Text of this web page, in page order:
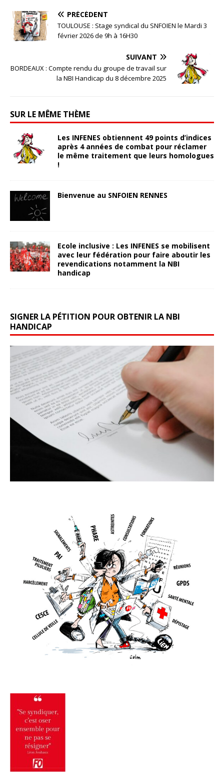
PRÉCÉDENT
TOULOUSE : Stage syndical du SNFOIEN le Mardi 3
février 2026 de 9h à 16H30
SUIVANT
BORDEAUX : Compte rendu du groupe de travail sur
la NBI Handicap du 8 décembre 2025
SUR LE MÊME THÈME
Les INFENES obtiennent 49 points d’indices
après 4 années de combat pour réclamer
le même traitement que leurs homologues
!
Bienvenue au SNFOIEN RENNES
Ecole inclusive : Les INFENES se mobilisent
avec leur fédération pour faire aboutir les
revendications notamment la NBI
handicap
SIGNER LA PÉTITION POUR OBTENIR LA NBI
HANDICAP